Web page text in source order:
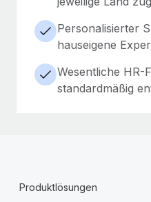
Personalisierter
hauseigene
Wesentliche HR-
standardmäßig
Produktlösungen